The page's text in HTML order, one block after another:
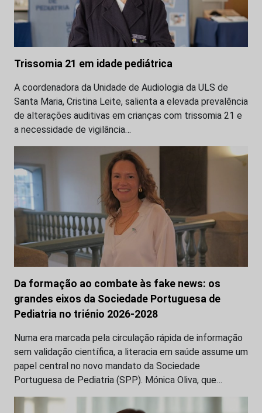
Trissomia 21 em idade pediátrica
A coordenadora da Unidade de Audiologia da ULS de
Santa Maria, Cristina Leite, salienta a elevada prevalência
de alterações auditivas em crianças com trissomia 21 e
a necessidade de vigilância…
Da formação ao combate às fake news: os
grandes eixos da Sociedade Portuguesa de
Pediatria no triénio 2026-2028
Numa era marcada pela circulação rápida de informação
sem validação científica, a literacia em saúde assume um
papel central no novo mandato da Sociedade
Portuguesa de Pediatria (SPP). Mónica Oliva, que…